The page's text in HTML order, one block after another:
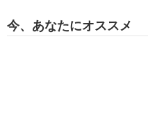
今、あなたにオススメ